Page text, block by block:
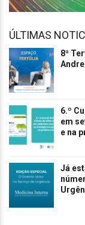
ÚLTIMAS
8ª
6.º
em
e na
Já